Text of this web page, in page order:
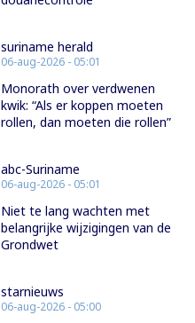
suriname herald
06-aug-2026 - 05:01
Monorath over verdwenen
kwik: “Als er koppen moeten
rollen, dan moeten die rollen”
abc-Suriname
06-aug-2026 - 05:01
Niet te lang wachten met
belangrijke wijzigingen van de
Grondwet
starnieuws
06-aug-2026 - 05:00